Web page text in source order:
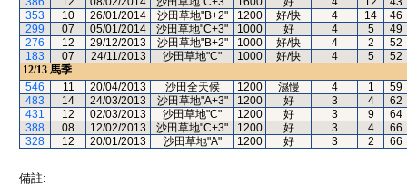
353
10 26/01/2014 沙田草地"B+2" 1200 好/快 4 14
46
299
07 05/01/2014 沙田草地"C+3" 1000 好 4 5
49
276
12 29/12/2013 沙田草地"B+2" 1000 好/快 4 2
52
183
07 24/11/2013 沙田草地"C" 1000 好/快 4 5
52
12/13 馬季
546
11 20/04/2013 沙田全天候 1200 濕慢 4 1
59
483
14 24/03/2013 沙田草地"A+3" 1200 好 3 4
62
431
12 02/03/2013 沙田草地"C" 1200 好 3 9
64
388
08 12/02/2013 沙田草地"C+3" 1200 好 3 4
66
328
12 20/01/2013 沙田草地"A" 1200 好 3 2 66
備註: